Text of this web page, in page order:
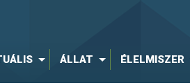
ÁLLAT ÉLELMISZER